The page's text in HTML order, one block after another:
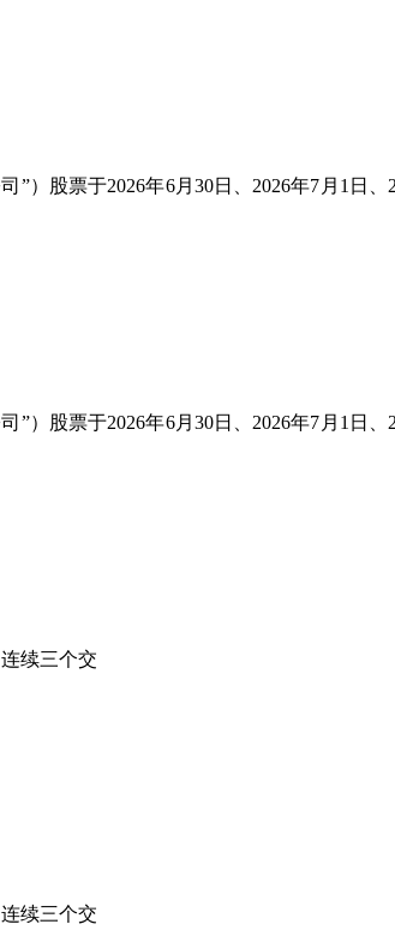
）股票于2026年6月30日、2026年7月1日、
）股票于2026年6月30日、2026年7月1日、
续三个交
续三个交